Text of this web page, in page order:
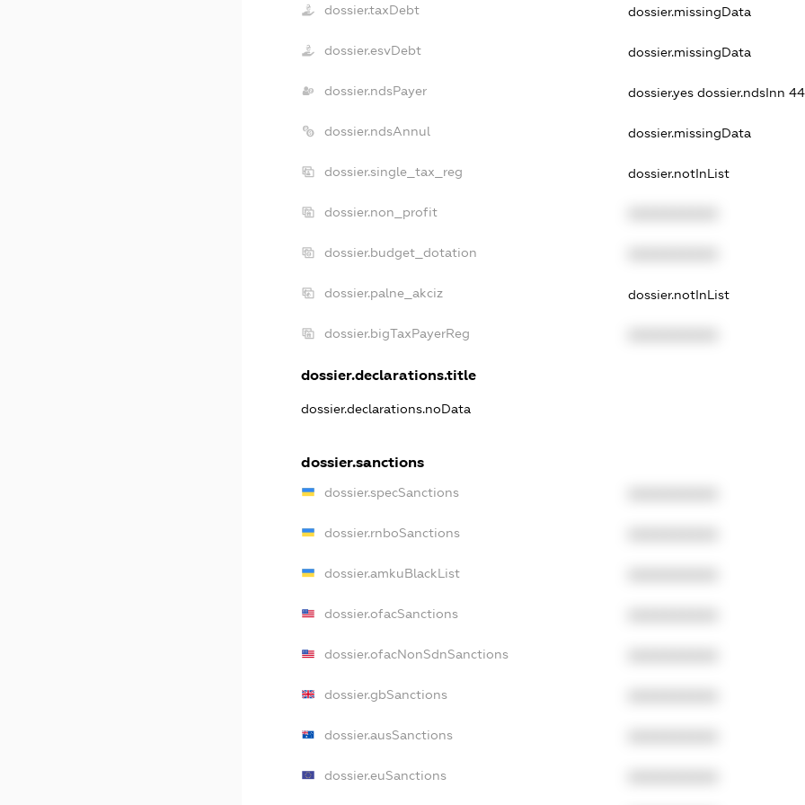
dossier.taxDebt dossier.missingData
dossier.esvDebt dossier.missingData
dossier.ndsPayer dossier.yes dossier.ndsInn
dossier.ndsAnnul dossier.missingData
dossier.single_tax_reg dossier.notInList
dossier.non_profit
dossier.budget_dotation
dossier.palne_akciz dossier.notInList
dossier.bigTaxPayerReg
dossier.declarations.title
dossier.declarations.noData
dossier.sanctions
dossier.specSanctions
dossier.rnboSanctions
dossier.amkuBlackList
dossier.ofacSanctions
dossier.ofacNonSdnSanctions
dossier.gbSanctions
dossier.ausSanctions
dossier.euSanctions